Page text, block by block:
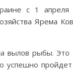
с 1
Ярема
вылов рыбы.
успешно